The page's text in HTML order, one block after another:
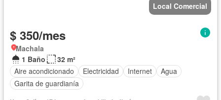
Local Comercial
$ 350/mes
Machala
1 Baño
32 m²
Aire acondicionado
Electricidad Internet
Agua
Garita de guardianía